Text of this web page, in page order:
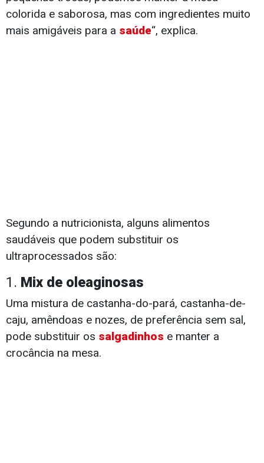
colorida e saborosa, mas com ingredientes muito
mais amigáveis para a saúde“, explica.
Segundo a nutricionista, alguns alimentos
saudáveis que podem substituir os
ultraprocessados são:
1. Mix de oleaginosas
Uma mistura de castanha-do-pará, castanha-de-
caju, amêndoas e nozes, de preferência sem sal,
pode substituir os salgadinhos e manter a
crocância na mesa.